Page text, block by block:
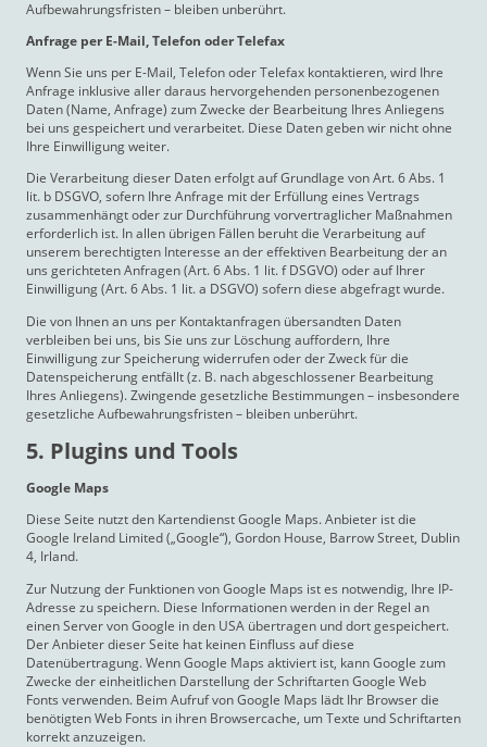
Aufbewahrungsfristen – bleiben unberührt.
Anfrage per E-Mail, Telefon oder Telefax
Wenn Sie uns per E-Mail, Telefon oder Telefax kontaktieren, wird Ihre
Anfrage inklusive aller daraus hervorgehenden personenbezogenen
Daten (Name, Anfrage) zum Zwecke der Bearbeitung Ihres Anliegens
bei uns gespeichert und verarbeitet. Diese Daten geben wir nicht ohne
Ihre Einwilligung weiter.
Die Verarbeitung dieser Daten erfolgt auf Grundlage von Art. 6 Abs. 1
lit. b DSGVO, sofern Ihre Anfrage mit der Erfüllung eines Vertrags
zusammenhängt oder zur Durchführung vorvertraglicher Maßnahmen
erforderlich ist. In allen übrigen Fällen beruht die Verarbeitung auf
unserem berechtigten Interesse an der effektiven Bearbeitung der an
uns gerichteten Anfragen (Art. 6 Abs. 1 lit. f DSGVO) oder auf Ihrer
Einwilligung (Art. 6 Abs. 1 lit. a DSGVO) sofern diese abgefragt wurde.
Die von Ihnen an uns per Kontaktanfragen übersandten Daten
verbleiben bei uns, bis Sie uns zur Löschung auffordern, Ihre
Einwilligung zur Speicherung widerrufen oder der Zweck für die
Datenspeicherung entfällt (z. B. nach abgeschlossener Bearbeitung
Ihres Anliegens). Zwingende gesetzliche Bestimmungen – insbesondere
gesetzliche Aufbewahrungsfristen – bleiben unberührt.
5. Plugins und Tools
Google Maps
Diese Seite nutzt den Kartendienst Google Maps. Anbieter ist die
Google Ireland Limited („Google“), Gordon House, Barrow Street, Dublin
4, Irland.
Zur Nutzung der Funktionen von Google Maps ist es notwendig, Ihre IP-
Adresse zu speichern. Diese Informationen werden in der Regel an
einen Server von Google in den USA übertragen und dort gespeichert.
Der Anbieter dieser Seite hat keinen Einfluss auf diese
Datenübertragung. Wenn Google Maps aktiviert ist, kann Google zum
Zwecke der einheitlichen Darstellung der Schriftarten Google Web
Fonts verwenden. Beim Aufruf von Google Maps lädt Ihr Browser die
benötigten Web Fonts in ihren Browsercache, um Texte und Schriftarten
korrekt anzuzeigen.